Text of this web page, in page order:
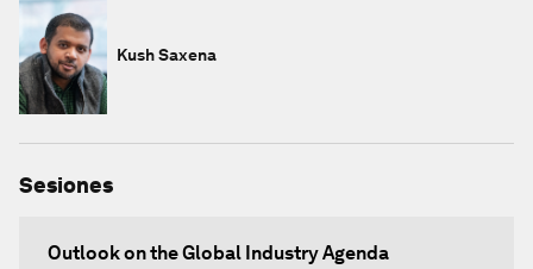
Kush Saxena
Sesiones
Outlook on the Global Industry Agenda